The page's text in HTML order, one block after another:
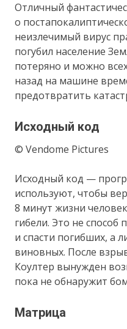
Отличный
о
неизлечимый вирус
погубил население
потеряно и можно
назад на машине
предотвратить
Исходный код
© Vendome Pictures
Исходный код —
используют, чтобы
8 минут жизни
гибели. Это не
и спасти погибших, а
виновных. После
Коултер вынужден
пока не обнаружит
Матрица